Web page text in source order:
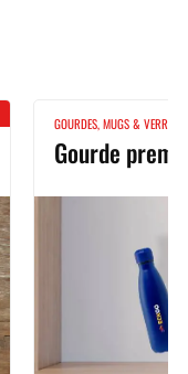
GOURDES, MUGS & VERRES
Gourde